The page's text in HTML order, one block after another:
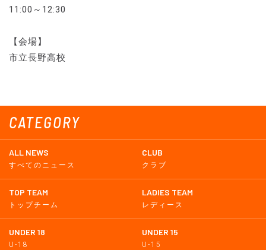
CATEGORY
ALL NEWS
すべてのニュース
CLUB
クラブ
TOP TEAM
トップチーム
LADIES TEAM
レディース
UNDER 18
U-18
UNDER 15
U-15
11:00～12:30
【会場】
市立長野高校